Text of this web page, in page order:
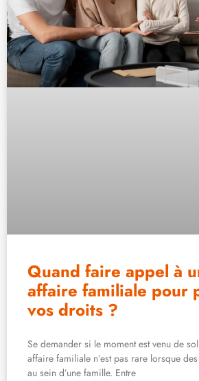
Quand faire appel à
affaire familiale pour
vos droits ?
Se demander si le moment est venu de
affaire familiale n’est pas rare lorsque
au sein d’une famille. Entre